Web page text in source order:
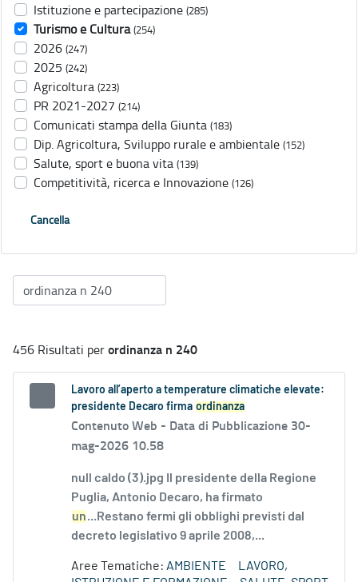
Istituzione e partecipazione (285)
Turismo e Cultura (254)
2026 (247)
2025 (242)
Agricoltura (223)
PR 2021-2027 (214)
Comunicati stampa della Giunta (183)
Dip. Agricoltura, Sviluppo rurale e ambientale (152)
Salute, sport e buona vita (139)
Competitività, ricerca e Innovazione (126)
Cancella
456 Risultati perordinanza n 240
Lavoro all’aperto a temperature climatiche elevate:
presidente Decaro firma ordinanza
Contenuto Web - Data di Pubblicazione 30-
mag-2026 10.58
null caldo (3).jpg Il presidente della Regione
Puglia, Antonio Decaro, ha firmato
un...Restano fermi gli obblighi previsti dal
decreto legislativo 9 aprile 2008,...
Aree Tematiche: AMBIENTE
LAVORO,